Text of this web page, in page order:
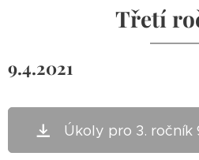
Třetí
9.4.2021
Úkoly pro 3. ročník